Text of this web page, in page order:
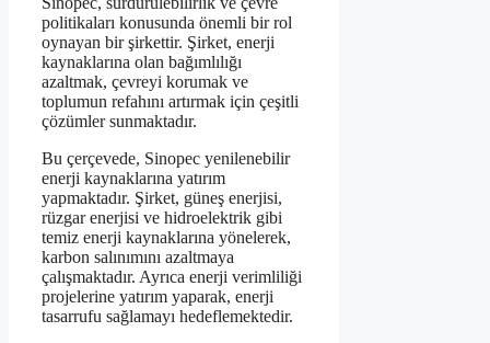
politikaları konusunda önemli bir rol
oynayan bir şirkettir. Şirket, enerji
kaynaklarına olan bağımlılığı
azaltmak, çevreyi korumak ve
toplumun refahını artırmak için çeşitli
çözümler sunmaktadır.
Bu çerçevede, Sinopec yenilenebilir
enerji kaynaklarına yatırım
yapmaktadır. Şirket, güneş enerjisi,
rüzgar enerjisi ve hidroelektrik gibi
temiz enerji kaynaklarına yönelerek,
karbon salınımını azaltmaya
çalışmaktadır. Ayrıca enerji verimliliği
projelerine yatırım yaparak, enerji
tasarrufu sağlamayı hedeflemektedir.